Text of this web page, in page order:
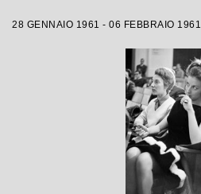
28 GENNAIO 1961 - 06 FEBBRAIO 1961